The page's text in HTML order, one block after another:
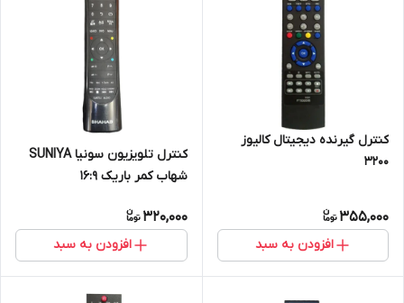
کنترل گیرنده دیجیتال کالیوز
3200
355,000
افزودن به سبد
کنترل تلویزیون سونیا SUNIYA
شهاب کمر باریک 16:9
320,000
افزودن به سبد